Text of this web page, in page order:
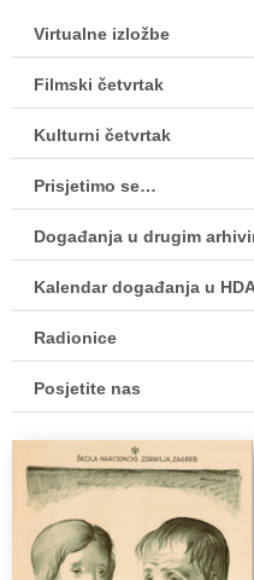
Virtualne izložbe
Filmski četvrtak
Kulturni četvrtak
Prisjetimo se…
Događanja u drugim
Kalendar događanja u
Radionice
Posjetite nas